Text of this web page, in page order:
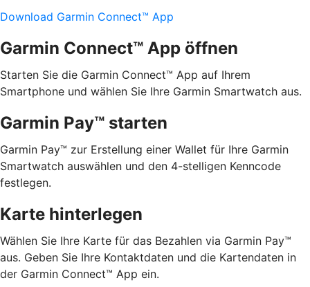
Download Garmin Connect™ App
Garmin Connect™ App öffnen
Starten Sie die Garmin Connect™ App auf Ihrem
Smartphone und wählen Sie Ihre Garmin Smartwatch aus.
Garmin Pay™ starten
Garmin Pay™ zur Erstellung einer Wallet für Ihre Garmin
Smartwatch auswählen und den 4-stelligen Kenncode
festlegen.
Karte hinterlegen
Wählen Sie Ihre Karte für das Bezahlen via Garmin Pay™
aus. Geben Sie Ihre Kontaktdaten und die Kartendaten in
der Garmin Connect™ App ein.